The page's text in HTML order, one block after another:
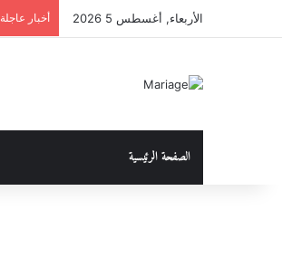
الأربعاء, أغسطس 5 2026 أخبار عاجلة
الصفحة الرئيسية